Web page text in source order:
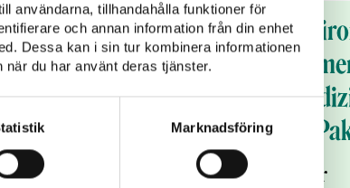
användarna, tillhandahålla funktioner för
och annan information från din enhet
Dessa kan i sin tur kombinera informationen
du har använt deras tjänster.
Marknadsföring
Riserva
149 kr
handplockade druvor.
300 flaskor kvar!
Casa
Grande
79 kr